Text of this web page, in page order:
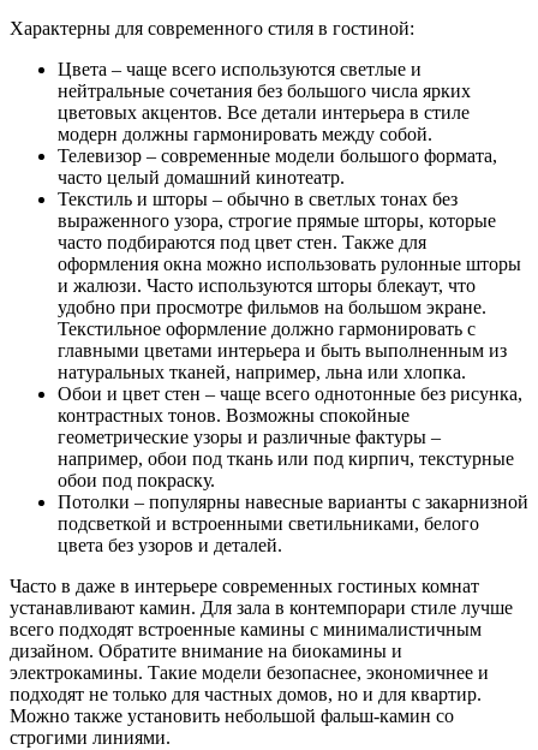
Характерны для современного стиля в гостиной:
Цвета – чаще всего используются светлые и
нейтральные сочетания без большого числа ярких
цветовых акцентов. Все детали интерьера в стиле
модерн должны гармонировать между собой.
Телевизор – современные модели большого формата,
часто целый домашний кинотеатр.
Текстиль и шторы – обычно в светлых тонах без
выраженного узора, строгие прямые шторы, которые
часто подбираются под цвет стен. Также для
оформления окна можно использовать рулонные шторы
и жалюзи. Часто используются шторы блекаут, что
удобно при просмотре фильмов на большом экране.
Текстильное оформление должно гармонировать с
главными цветами интерьера и быть выполненным из
натуральных тканей, например, льна или хлопка.
Обои и цвет стен – чаще всего однотонные без рисунка,
контрастных тонов. Возможны спокойные
геометрические узоры и различные фактуры –
например, обои под ткань или под кирпич, текстурные
обои под покраску.
Потолки – популярны навесные варианты с закарнизной
подсветкой и встроенными светильниками, белого
цвета без узоров и деталей.
Часто в даже в интерьере современных гостиных комнат
устанавливают камин. Для зала в контемпорари стиле лучше
всего подходят встроенные камины с минималистичным
дизайном. Обратите внимание на биокамины и
электрокамины. Такие модели безопаснее, экономичнее и
подходят не только для частных домов, но и для квартир.
Можно также установить небольшой фальш-камин со
строгими линиями.